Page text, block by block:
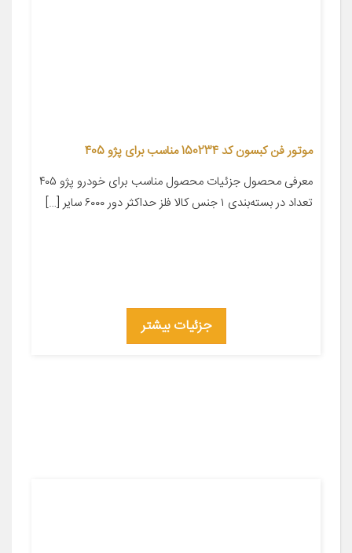
موتور فن کبسون کد 150234 مناسب برای پژو 405
معرفی محصول جزئیات محصول مناسب برای خودرو پژو ۴۰۵
تعداد در بسته‌بندی ۱ جنس کالا فلز حداکثر دور ۶۰۰۰ سایر […]
جزئیات بیشتر